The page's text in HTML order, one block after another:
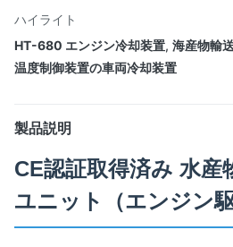
ハイライト
HT-680 エンジン冷却装置, 海産物輸
温度制御装置の車両冷却装置
製品説明
CE認証取得済み 水産
ユニット（エンジン駆